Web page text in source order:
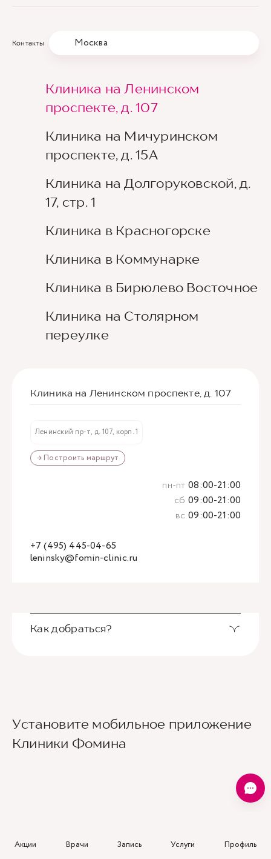
Контакты Москва
Клиника на Ленинском
проспекте, д. 107
Клиника на Мичуринском
проспекте, д. 15А
Клиника на Долгоруковской, д.
17, стр. 1
Клиника в Красногорске
Клиника в Коммунарке
Клиника в Бирюлево Восточное
Клиника на Столярном
переулке
Клиника на Ленинском проспекте, д. 107
Ленинский пр-т, д. 107, корп. 1
→ Построить маршрут
leninsky@fomin-clinic.ru
+7 (495) 445-04-65
пн-пт 08:00-21:00
сб 09:00-21:00
вс 09:00-21:00
Как добраться?
второй вестибюль, далее направо. По улице
Новаторов движемся прямо, спускаемся по
лестнице и идем вдоль школ (путь лежит между
парковка.
Установите мобильное приложение
Клиники Фомина
Акции Врачи Запись Услуги Профиль